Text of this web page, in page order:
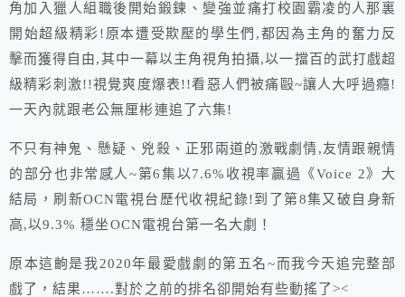
角加入獵人組職後開始鍛鍊、變強並痛打校園霸凌的人那裏
開始超級精彩!原本遭受欺壓的學生們,都因為主角的奮力反
擊而獲得自由,其中一幕以主角視角拍攝,以一擋百的武打戲超
級精彩刺激!!視覺爽度爆表!!看惡人們被痛毆~讓人大呼過癮!
一天內就跟老公無厘彬連追了六集!
不只有神鬼、懸疑、兇殺、正邪兩道的激戰劇情,友情跟親情
的部分也非常感人~第6集以7.6%收視率贏過《Voice 2》大
結局，刷新OCN電視台歷代收視紀錄!到了第8集又破自身新
高,以9.3% 穩坐OCN電視台第一名大劇！
原本這齣是我2020年最愛戲劇的第五名~而我今天追完整部
戲了，結果…….對於之前的排名卻開始有些動搖了><